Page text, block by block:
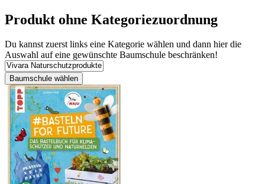
Produkt ohne Kategoriezuordnung
Du kannst zuerst links eine Kategorie wählen und dann hier die
Auswahl auf eine gewünschte Baumschule beschränken!